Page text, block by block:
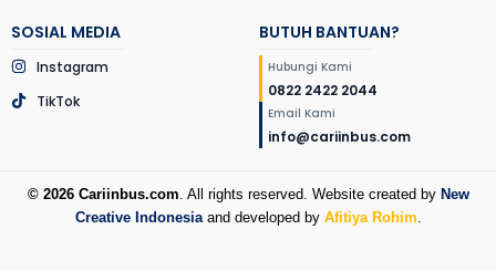
SOSIAL MEDIA
Instagram
TikTok
BUTUH BANTUAN?
Hubungi Kami
0822 2422 2044
Email Kami
info@cariinbus.com
© 2026 Cariinbus.com . All rights reserved. Website created by New
Creative Indonesiaand developed by Afitiya Rohim